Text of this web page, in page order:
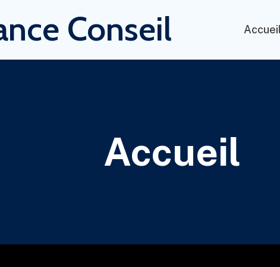
Conseil
Accueil